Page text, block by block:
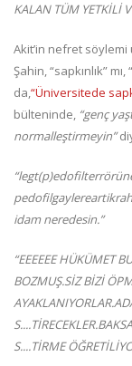
KALAN TÜM YETKİLİ
Akit’in nefret
Şahin, “sapkınlık”
da,“Üniversitede
bülteninde, “genç
normalleştirmeyin”
idam neredesin.”
“EEEEEE HÜKÜMET
BOZMUŞ.SİZ BİZİ
S....TİRME